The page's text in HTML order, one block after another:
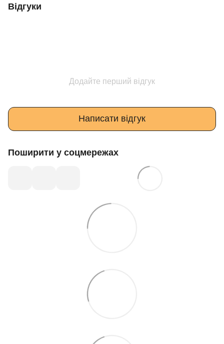
Відгуки
Додайте перший відгук
Написати відгук
Поширити у соцмережах